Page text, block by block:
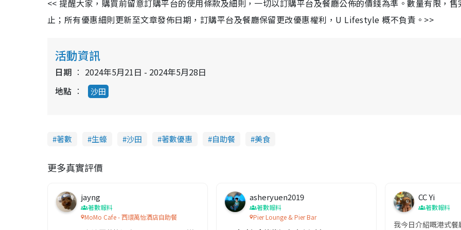
t
e
d
3
0
m
a
s
c
e
e
<< 提醒大家，購買前留意訂購平台的使用條款及細則，一切以訂購平台及餐廳公佈的價錢為準。數量有限，售
止；所有優惠細則更新至文章發佈日期，訂購平台及餐廳保留更改優惠權利，U Lifestyle 概不負責。>>
活動資訊
日期
2024年5月21日 - 2024年5月28日
地點
沙田
著數 生蠔 沙田 著數優惠 自助餐 美食
更多真實評價
jayng
著數報料
MoMo Cafe - 西環萬怡酒店自助餐
asheryuen2019
著數報料
Pier Lounge & Pier Bar
CC Yi
著數報料
我今日介紹嘅港式